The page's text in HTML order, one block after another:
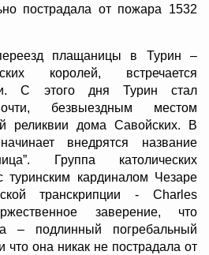
пострадала от пожара 1532
плащаницы в Турин –
королей, встречается
С этого дня Турин стал
безвыездным местом
реликвии дома Савойских. В
внедрятся название
Группа католических
туринским кардиналом Чезаре
транскрипции - Charles
заверение, что
– подлинный погребальный
что она никак не пострадала от